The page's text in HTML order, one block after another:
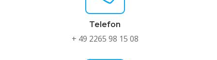
Telefon
+ 49 2265 98 15 08